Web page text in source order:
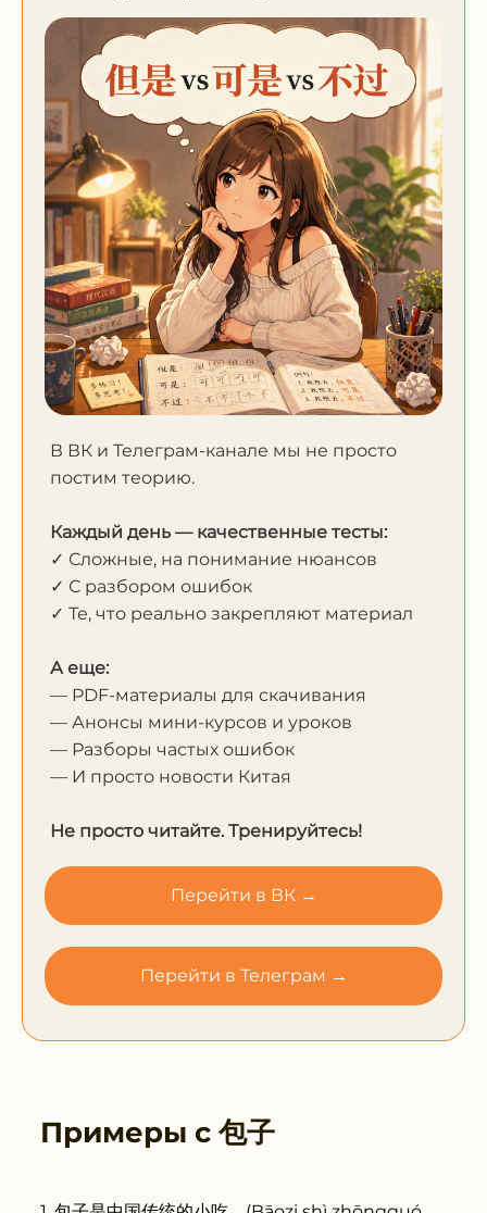
В ВК и Телеграм-канале мы не просто
постим теорию.
Каждый день — качественные тесты:
✓ Сложные, на понимание нюансов
✓ С разбором ошибок
✓ Те, что реально закрепляют материал
А еще:
— PDF-материалы для скачивания
— Анонсы мини-курсов и уроков
— Разборы частых ошибок
— И просто новости Китая
Не просто читайте. Тренируйтесь!
Перейти в ВК →
Перейти в Телеграм →
Примеры с 包子